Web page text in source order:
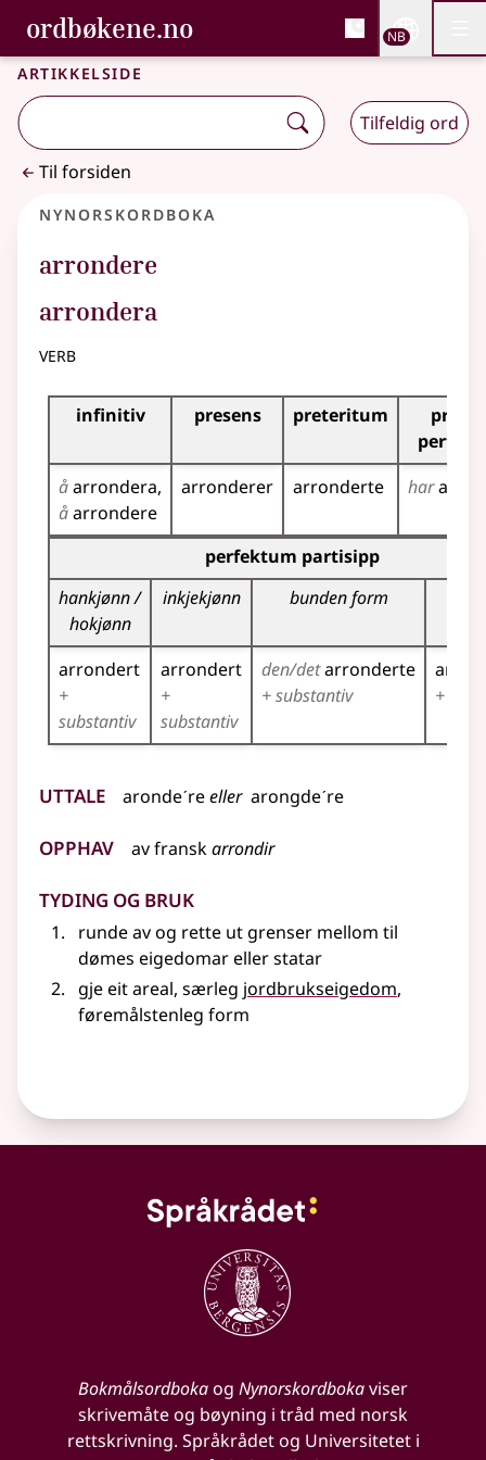
Gå til hovedinnhold
Tilgjengelighet
ordbøkene.no, Bokmålsordboka og
Bokmålsordboka og Nynorskordboka
NB
Artikkelside
Tilfeldig ord
Til forsiden
Nynorskordboka
arrondere
arrondera
verb
Bøyningstabell for dette verbet
infinitiv presens preteritum
åarrondera
åarrondere
arronderer arronderte har
Bøyningstabell for dette verbet (partisippformer)
perfektum partisipp
hankjønn /
hokjønn
inkjekjønn bunden form
arrondert
+
substantiv
arrondert
+
substantiv
den/detarronderte
+ substantiv
+
Uttale arondeˊreeller arongdeˊre
Opphav avfranskarrondir
Tyding og bruk
runde av og rette ut grenser mellom til
dømes eigedomarellerstatar
gje eit areal, særleg jordbrukseigedom,
føremålstenleg form
Bokmålsordbokaog Nynorskordbokaviser
skrivemåte og bøyning i tråd med norsk
rettskrivning. Språkrådet og Universitetet i